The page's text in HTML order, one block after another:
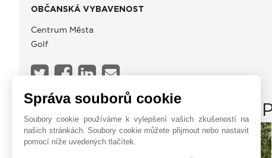
OBČANSKÁ VYBAVENOST
Centrum Města
Golf
JOHN TAYLOR AROUND
Správa souborů cookie
Soubory cookie používáme k vylepšení vašich zkušeností na
našich stránkách. Soubory cookie můžete přijmout nebo nastavit
pomocí níže uvedených tlačítek.